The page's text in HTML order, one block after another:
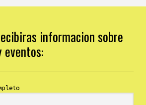
informacion sobre
eventos: